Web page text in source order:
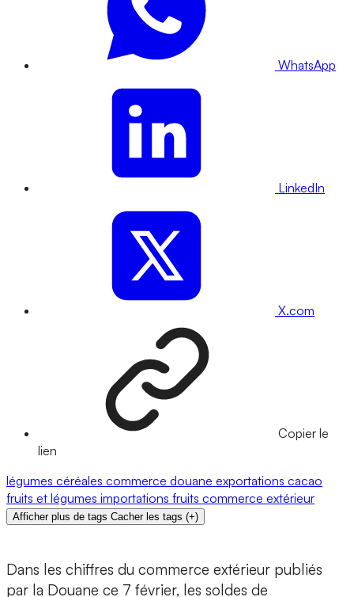
WhatsApp
LinkedIn
X.com
Copier le
lien
légumes céréales commerce douane exportations cacao
fruits et légumes importations fruits commerce extérieur
Afficher plus de tags Cacher les tags (+)
Dans les chiffres du commerce extérieur publiés
par la Douane ce 7 février, les soldes de